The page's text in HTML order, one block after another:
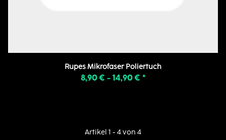
Rupes Mikrofaser Poliertuch
8,90 € -14,90 € *
Artikel 1 - 4 von 4